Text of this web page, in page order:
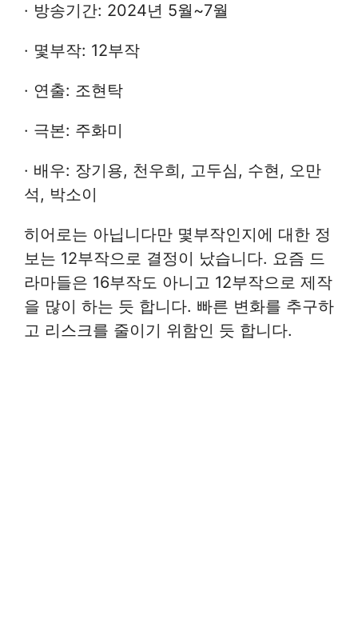
· 방송기간: 2024년 5월~7월
· 몇부작: 12부작
· 연출: 조현탁
· 극본: 주화미
· 배우: 장기용, 천우희, 고두심, 수현, 오만
석, 박소이
히어로는 아닙니다만 몇부작인지에 대한 정
보는 12부작으로 결정이 났습니다. 요즘 드
라마들은 16부작도 아니고 12부작으로 제작
을 많이 하는 듯 합니다. 빠른 변화를 추구하
고 리스크를 줄이기 위함인 듯 합니다.